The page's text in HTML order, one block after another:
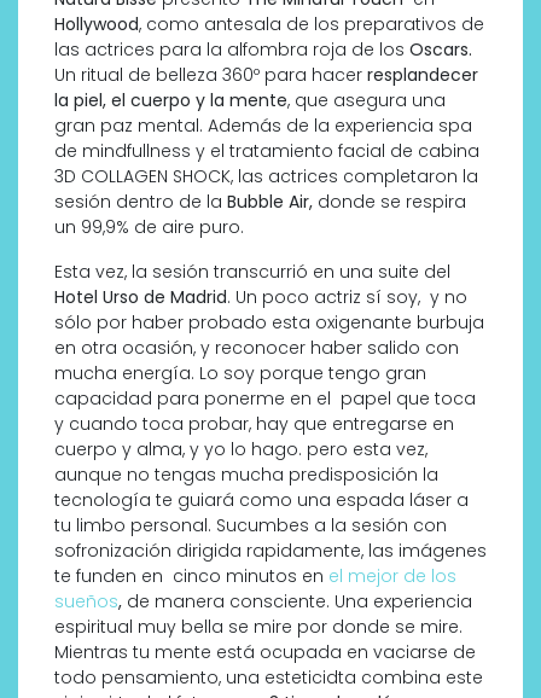
Hollywood, como antesala de los preparativos de
las actrices para la alfombra roja de los Oscars.
Un ritual de belleza 360º para hacer resplandecer
la piel, el cuerpo y la mente, que asegura una
gran paz mental. Además de la experiencia spa
de mindfullness y el tratamiento facial de cabina
3D COLLAGEN SHOCK, las actrices completaron la
sesión dentro de la Bubble Air, donde se respira
un 99,9% de aire puro.
Esta vez, la sesión transcurrió en una suite del
Hotel Urso de Madrid. Un poco actriz sí soy, y no
sólo por haber probado esta oxigenante burbuja
en otra ocasión, y reconocer haber salido con
mucha energía. Lo soy porque tengo gran
capacidad para ponerme en el papel que toca
y cuando toca probar, hay que entregarse en
cuerpo y alma, y yo lo hago. pero esta vez,
aunque no tengas mucha predisposición la
tecnología te guiará como una espada láser a
tu limbo personal. Sucumbes a la sesión con
sofronización dirigida rapidamente, las imágenes
te funden en cinco minutos en el mejor de los
sueños, de manera consciente. Una experiencia
espiritual muy bella se mire por donde se mire.
Mientras tu mente está ocupada en vaciarse de
todo pensamiento, una esteticidta combina este